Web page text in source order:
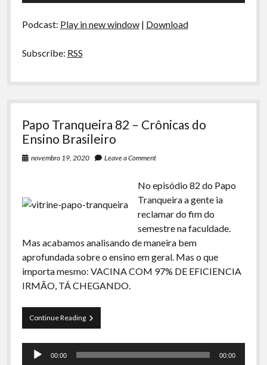
Podcast: Play in new window| Download
Subscribe: RSS
Papo Tranqueira 82 – Crônicas do
Ensino Brasileiro
novembro 19, 2020 Leave a Comment
No episódio 82 do Papo
Tranqueira a gente ia
reclamar do fim do
semestre na faculdade.
Mas acabamos analisando de maneira bem
aprofundada sobre o ensino em geral. Mas o que
importa mesmo: VACINA COM 97% DE EFICIENCIA
IRMÃO, TÁ CHEGANDO.
Continue ReadingPapo
Tranqueira
Crônicas
Tocador
00:00 00:00